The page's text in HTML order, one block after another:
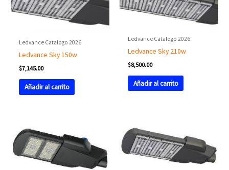
Ledvance Catalogo 2026
Ledvance Sky 150w
$7,145.00
Añadir al carrito
Ledvance Catalogo 2026
Ledvance Sky 210w
$8,500.00
Añadir al carrito